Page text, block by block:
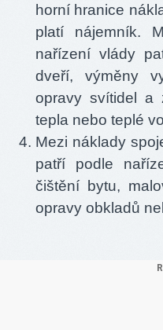
horní hranice
platí nájemník.
nařízení vlády
dveří, výměny
opravy svítidel a
tepla nebo teplé
Mezi náklady
patří podle
čištění bytu,
opravy obkladů